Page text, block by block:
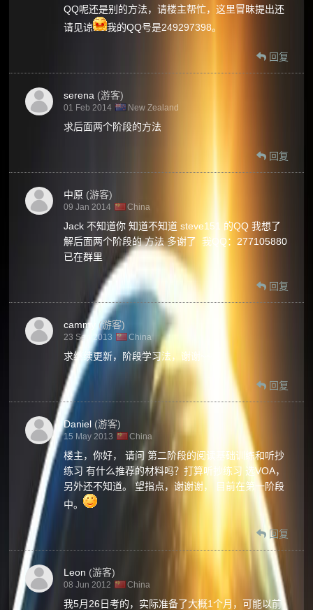
QQ呢还是别的方法，请楼主帮忙，这里冒昧提出还
请见谅
我的QQ号是249297398。
回复
serena (游客)
01 Feb 2014 New Zealand
求后面两个阶段的方法
回复
中原 (游客)
09 Jan 2014 China
Jack 不知道你 知道不知道 steve151 的QQ 我想了
解后面两个阶段的 方法 多谢了 我QQ：277105880
已在群里
回复
cammy (游客)
23 Sep 2013 China
求继续更新，阶段学习法，谢谢~~
回复
Daniel (游客)
15 May 2013 China
楼主，你好， 请问 第二阶段的阅读基础训练和听抄
练习 有什么推荐的材料吗？打算听抄练习 选VOA，
另外还不知道。 望指点，谢谢谢， 目前在第一阶段
中。
回复
Leon (游客)
08 Jun 2012 China
我5月26日考的，实际准备了大概1个月，可能以前